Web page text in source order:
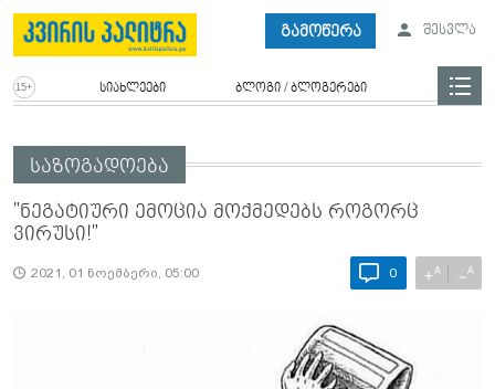
გამოწერა შესვლა
სიახლეები ბლოგი / ბლოგერები
საზოგადოება
"ნეგატიური ემოცია მოქმედებს როგორც
ვირუსი!"
2021, 01 ნოემბერი, 05:00 0 +A −A